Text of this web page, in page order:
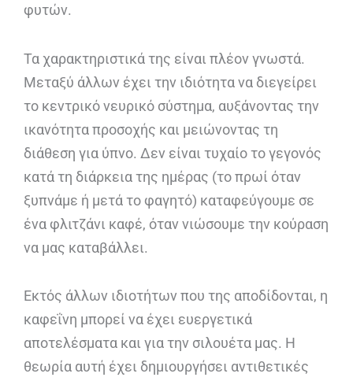
φυτών.
Τα χαρακτηριστικά της είναι πλέον γνωστά.
Μεταξύ άλλων έχει την ιδιότητα να διεγείρει
το κεντρικό νευρικό σύστημα, αυξάνοντας την
ικανότητα προσοχής και μειώνοντας τη
διάθεση για ύπνο. Δεν είναι τυχαίο το γεγονός
κατά τη διάρκεια της ημέρας (το πρωί όταν
ξυπνάμε ή μετά το φαγητό) καταφεύγουμε σε
ένα φλιτζάνι καφέ, όταν νιώσουμε την κούραση
να μας καταβάλλει.
Εκτός άλλων ιδιοτήτων που της αποδίδονται, η
καφεΐνη μπορεί να έχει ευεργετικά
αποτελέσματα και για την σιλουέτα μας. Η
θεωρία αυτή έχει δημιουργήσει αντιθετικές